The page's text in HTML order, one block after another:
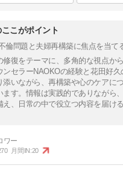
こがポイント
倫問題と夫婦再構築に焦点を当て
修復をテーマに、多角的な視点か
セラーNAOKOの経験と花田好久
添いながら、再構築や心のケアに
ます。情報は実践的でありながら
え、日常の中で役立つ内容を届け
月間IN:20